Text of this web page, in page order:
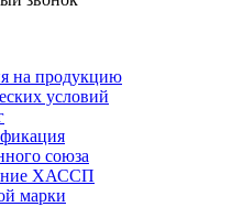
на продукцию
условий
союза
ХАССП
марки